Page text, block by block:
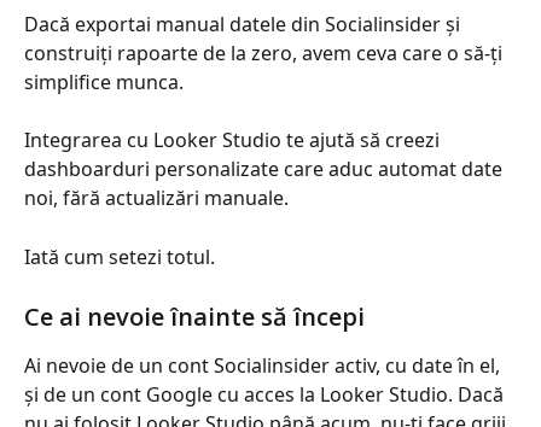
Dacă exportai manual datele din Socialinsider și
construiți rapoarte de la zero, avem ceva care o să-ți
simplifice munca.
Integrarea cu Looker Studio te ajută să creezi
dashboarduri personalizate care aduc automat date
noi, fără actualizări manuale.
Iată cum setezi totul.
Ce ai nevoie înainte să începi
Ai nevoie de un cont Socialinsider activ, cu date în el,
și de un cont Google cu acces la Looker Studio. Dacă